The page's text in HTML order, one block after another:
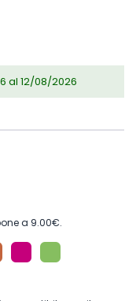
al 12/08/2026
a 9.00€.